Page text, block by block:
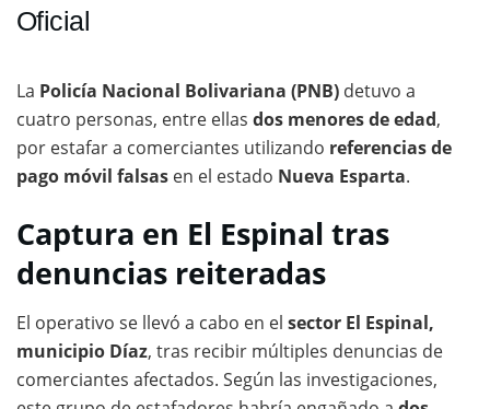
Oficial
La Policía Nacional Bolivariana (PNB) detuvo a
cuatro personas, entre ellas dos menores de edad,
por estafar a comerciantes utilizando referencias de
pago móvil falsas en el estado Nueva Esparta.
Captura en El Espinal tras
denuncias reiteradas
El operativo se llevó a cabo en el sector El Espinal,
municipio Díaz, tras recibir múltiples denuncias de
comerciantes afectados. Según las investigaciones,